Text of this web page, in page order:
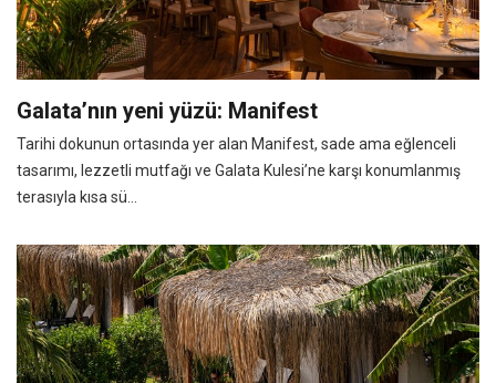
Galata’nın yeni yüzü: Manifest
Tarihi dokunun ortasında yer alan Manifest, sade ama eğlenceli
tasarımı, lezzetli mutfağı ve Galata Kulesi’ne karşı konumlanmış
terasıyla kısa sü...